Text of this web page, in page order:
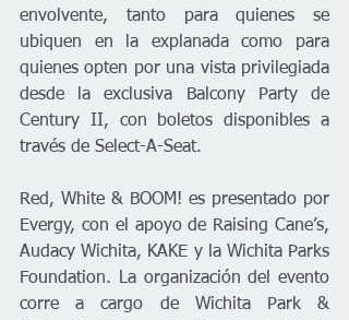
envolvente, tanto para quienes se
ubiquen en la explanada como para
quienes opten por una vista privilegiada
desde la exclusiva Balcony Party de
Century II, con boletos disponibles a
través de Select-A-Seat.
Red, White & BOOM! es presentado por
Evergy, con el apoyo de Raising Cane’s,
Audacy Wichita, KAKE y la Wichita Parks
Foundation. La organización del evento
corre a cargo de Wichita Park &